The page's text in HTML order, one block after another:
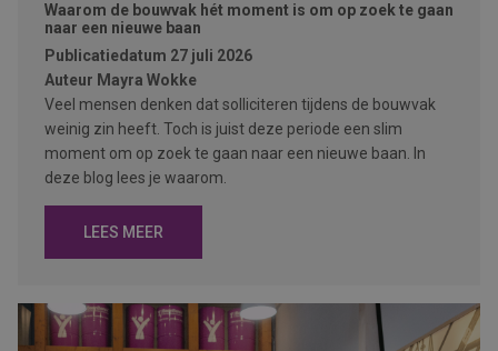
Waarom de bouwvak hét moment is om op zoek te gaan
naar een nieuwe baan
Publicatiedatum 27 juli 2026
Auteur Mayra Wokke
Veel mensen denken dat solliciteren tijdens de bouwvak
weinig zin heeft. Toch is juist deze periode een slim
moment om op zoek te gaan naar een nieuwe baan. In
deze blog lees je waarom.
LEES MEER